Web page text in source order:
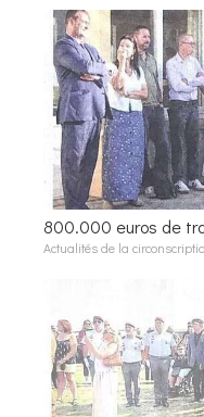
800.000 euros de
Actualités de la